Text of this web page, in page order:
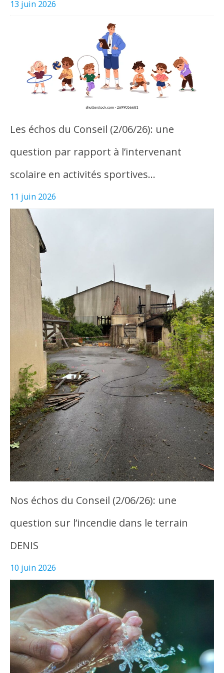
13 juin 2026
Les échos du Conseil (2/06/26): une
question par rapport à l’intervenant
scolaire en activités sportives…
11 juin 2026
Nos échos du Conseil (2/06/26): une
question sur l’incendie dans le terrain
DENIS
10 juin 2026